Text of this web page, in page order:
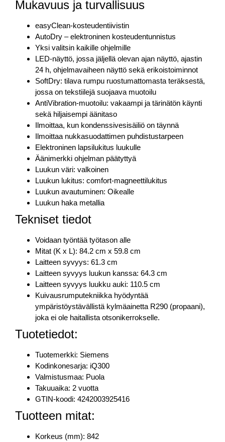
Mukavuus ja turvallisuus
easyClean-kosteudentiivistin
AutoDry – elektroninen kosteudentunnistus
Yksi valitsin kaikille ohjelmille
LED-näyttö, jossa jäljellä olevan ajan näyttö, ajastin
24 h, ohjelmavaiheen näyttö sekä erikoistoiminnot
SoftDry: tilava rumpu ruostumattomasta teräksestä,
jossa on tekstiilejä suojaava muotoilu
AntiVibration-muotoilu: vakaampi ja tärinätön käynti
sekä hiljaisempi äänitaso
Ilmoittaa, kun kondenssivesisäiliö on täynnä
Ilmoittaa nukkasuodattimen puhdistustarpeen
Elektroninen lapsilukitus luukulle
Äänimerkki ohjelman päätyttyä
Luukun väri: valkoinen
Luukun lukitus: comfort-magneettilukitus
Luukun avautuminen: Oikealle
Luukun haka metallia
Tekniset tiedot
Voidaan työntää työtason alle
Mitat (K x L): 84.2 cm x 59.8 cm
Laitteen syvyys: 61.3 cm
Laitteen syvyys luukun kanssa: 64.3 cm
Laitteen syvyys luukku auki: 110.5 cm
Kuivausrumputekniikka hyödyntää
ympäristöystävällistä kylmäainetta R290 (propaani),
joka ei ole haitallista otsonikerrokselle.
Tuotetiedot:
Tuotemerkki: Siemens
Kodinkonesarja: iQ300
Valmistusmaa: Puola
Takuuaika: 2 vuotta
GTIN-koodi: 4242003925416
Tuotteen mitat:
Korkeus (mm): 842